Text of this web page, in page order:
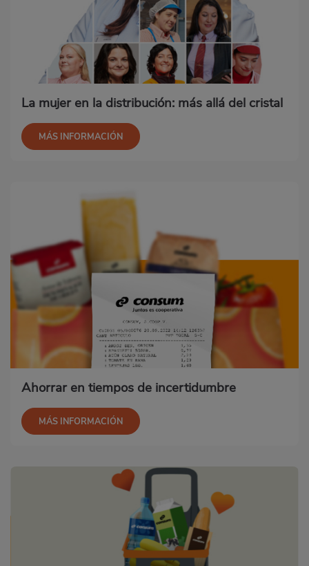
La mujer en la distribución: más allá del cristal
MÁS INFORMACIÓN
Ahorrar en tiempos de incertidumbre
MÁS INFORMACIÓN